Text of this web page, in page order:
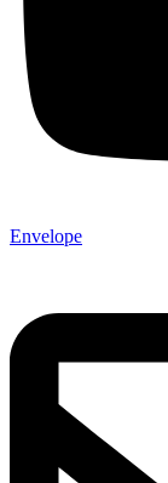
Envelope